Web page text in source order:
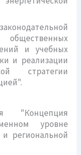
и учебных
и реализации
стратегии
"Концепция
уровне
региональной